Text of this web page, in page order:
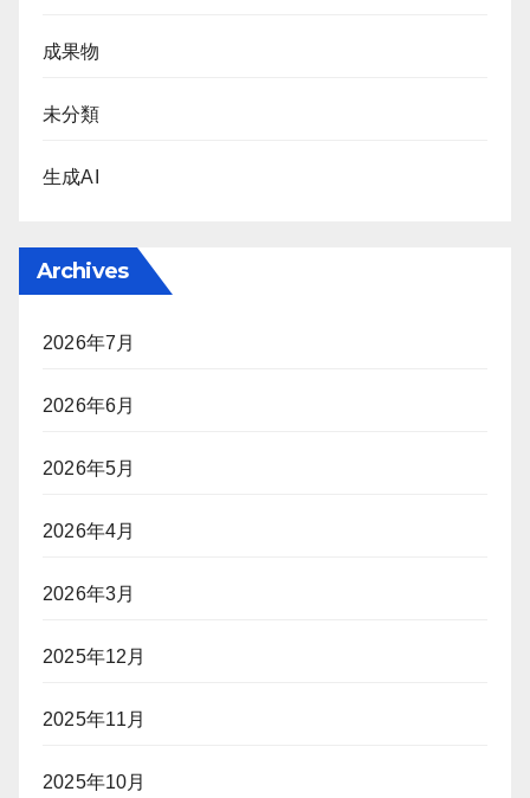
成果物
未分類
生成AI
Archives
2026年7月
2026年6月
2026年5月
2026年4月
2026年3月
2025年12月
2025年11月
2025年10月